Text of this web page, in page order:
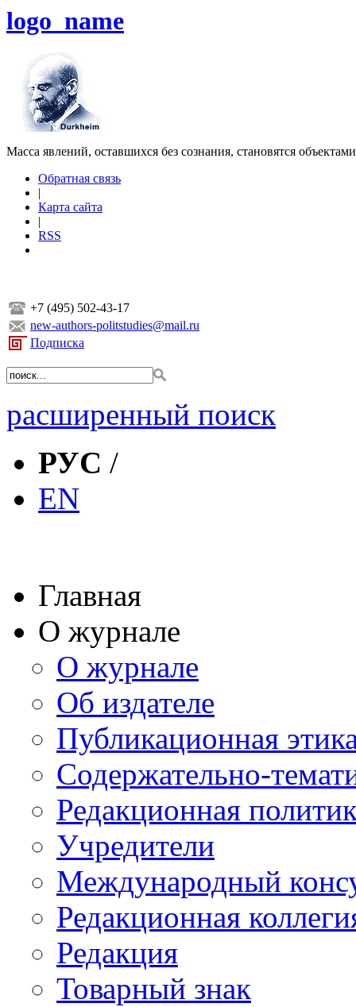
logo_name
Масса явлений, оставшихся без сознания, становятся
Обратная связь
|
Карта сайта
|
RSS
+7 (495) 502-43-17
new-authors-politstudies@mail.ru
Подписка
расширенный поиск
РУС /
EN
Главная
О журнале
О журнале
Об издателе
Публикационная
Содержательно-
Редакционная
Учредители
Международный
Редакционная
Редакция
Товарный знак